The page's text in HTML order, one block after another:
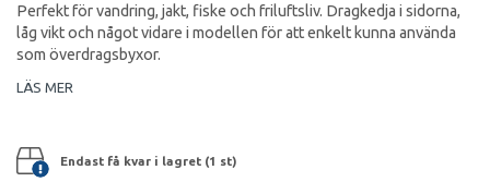
Perfekt för vandring, jakt, fiske och friluftsliv. Dragkedja i sidorna,
låg vikt och något vidare i modellen för att enkelt kunna använda
som överdragsbyxor.
LÄS MER
Endast få kvar i lagret (1 st)